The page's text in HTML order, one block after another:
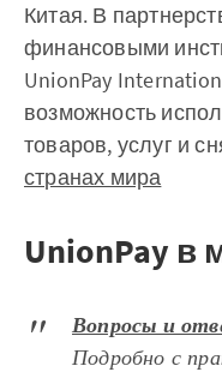
Китая. В
финансовыми
UnionPay
возможность
товаров, услуг и
странах мира
UnionPay в
Вопросы и
Подробно с